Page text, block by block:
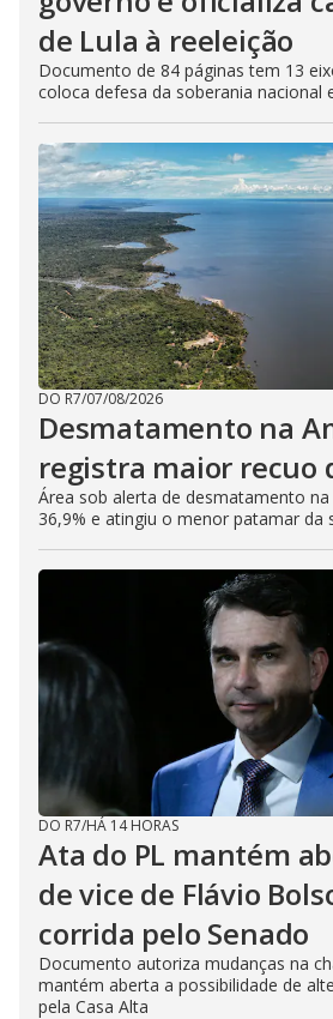
de Lula à reeleição
Documento de 84 páginas tem 13
coloca defesa da soberania nacional
DO R7/07/08/2026
Desmatamento na
registra maior recuo
Área sob alerta de desmatamento
36,9% e atingiu o menor patamar da
DO R7/HÁ 14 HORAS
Ata do PL mantém
de vice de Flávio
corrida pelo Senado
Documento autoriza mudanças na
mantém aberta a possibilidade de
pela Casa Alta